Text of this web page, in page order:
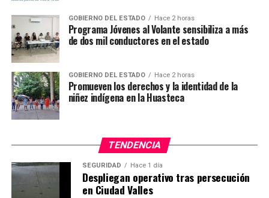
GOBIERNO DEL ESTADO Hace 2 horas
Programa Jóvenes al Volante sensibiliza a más
de dos mil conductores en el estado
GOBIERNO DEL ESTADO Hace 2 horas
Promueven los derechos y la identidad de la
niñez indígena en la Huasteca
TENDENCIA
SEGURIDAD Hace 1 día
Despliegan operativo tras persecución
en Ciudad Valles